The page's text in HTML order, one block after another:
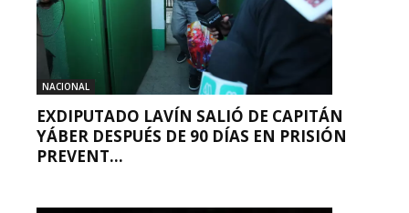
NACIONAL
EXDIPUTADO LAVÍN SALIÓ DE CAPITÁN
YÁBER DESPUÉS DE 90 DÍAS EN PRISIÓN
PREVENT...